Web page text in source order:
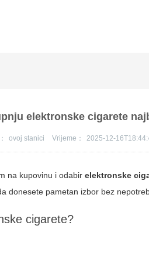
elektronske cigarete
ovoj stanici Vrijeme： 2025-12-
na kupovinu i odabirelektronske
donesete pametan izbor bez
cigarete?